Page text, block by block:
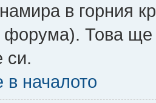
в горния
Това ще
си.
в началото